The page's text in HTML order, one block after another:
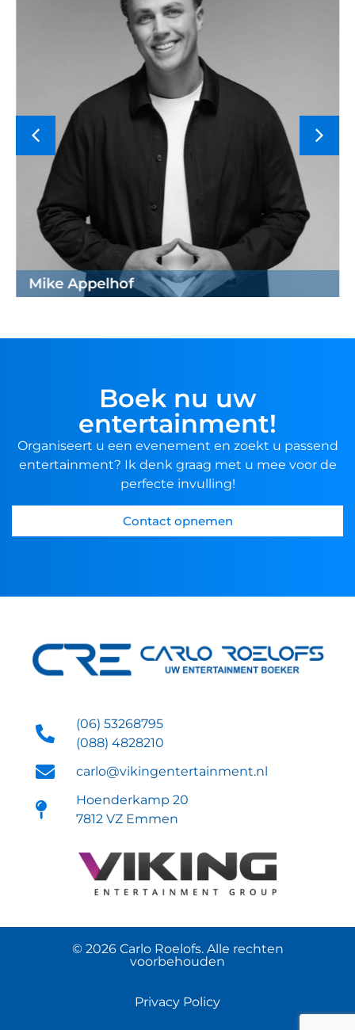
Mike Appelhof
Boek nu uw
entertainment!
Organiseert u een evenement en zoekt u passend
entertainment? Ik denk graag met u mee voor de
perfecte invulling!
Contact opnemen
(06) 53268795
(088) 4828210
carlo@vikingentertainment.nl
Hoenderkamp 20
7812 VZ Emmen
© 2026 Carlo Roelofs. Alle rechten
voorbehouden
Privacy Policy